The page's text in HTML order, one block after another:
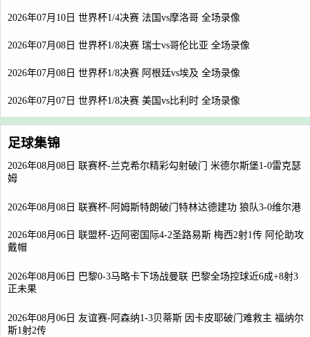
2026年07月10日 世界杯1/4决赛 法国vs摩洛哥 全场录像
2026年07月08日 世界杯1/8决赛 瑞士vs哥伦比亚 全场录像
2026年07月08日 世界杯1/8决赛 阿根廷vs埃及 全场录像
2026年07月07日 世界杯1/8决赛 美国vs比利时 全场录像
足球集锦
2026年08月08日 联赛杯-兰克希尔精彩勾射破门 米德尔斯堡1-0雷克瑟
姆
2026年08月08日 联赛杯-阿姆斯特朗破门特林达德建功 狼队3-0维尔港
2026年08月06日 联盟杯-迈阿密国际4-2圣路易斯 梅西2射1传 阿伦助攻
戴帽
2026年08月06日 巴黎0-3马略卡下场战曼联 巴黎全场控球近6成+8射3
正未果
2026年08月06日 友谊赛-阿森纳1-3贝蒂斯 因卡皮耶破门难救主 福纳尔
斯1射2传